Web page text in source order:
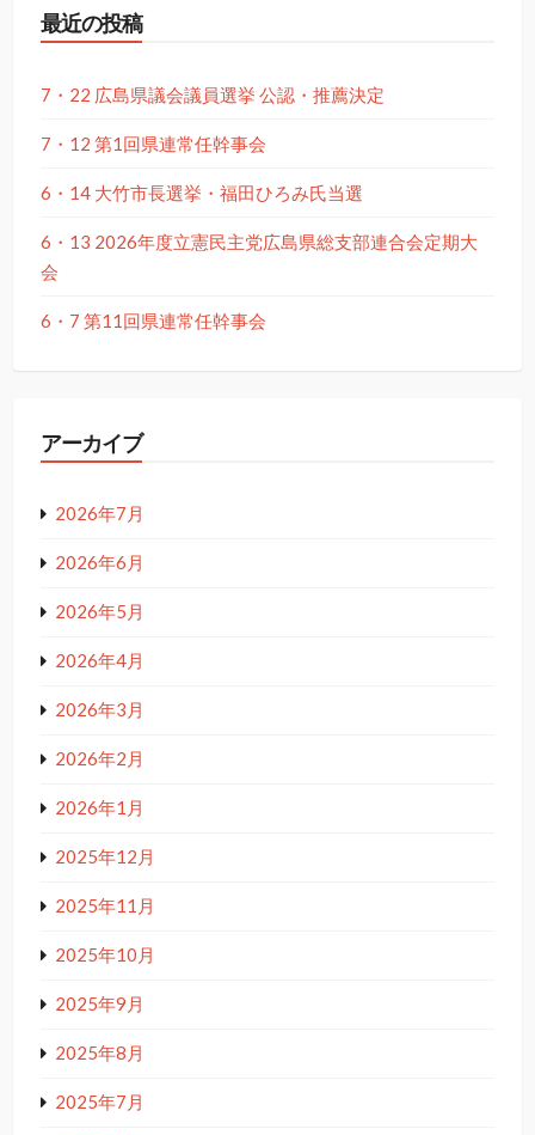
最近の投稿
7・22 広島県議会議員選挙 公認・推薦決定
7・12 第1回県連常任幹事会
6・14 大竹市長選挙・福田ひろみ氏当選
6・13 2026年度立憲民主党広島県総支部連合会定期大
会
6・7 第11回県連常任幹事会
アーカイブ
2026年7月
2026年6月
2026年5月
2026年4月
2026年3月
2026年2月
2026年1月
2025年12月
2025年11月
2025年10月
2025年9月
2025年8月
2025年7月